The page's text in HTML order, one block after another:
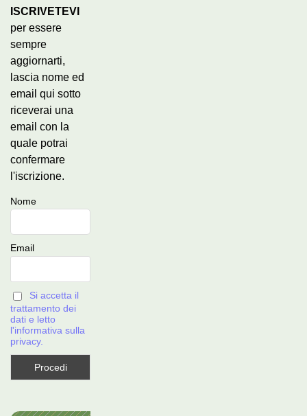
ISCRIVETEVI
per essere
sempre
aggiornarti,
lascia nome ed
email qui sotto
riceverai una
email con la
quale potrai
confermare
l'iscrizione.
Nome
Email
Si accetta il
trattamento dei
dati e letto
l'informativa sulla
privacy.